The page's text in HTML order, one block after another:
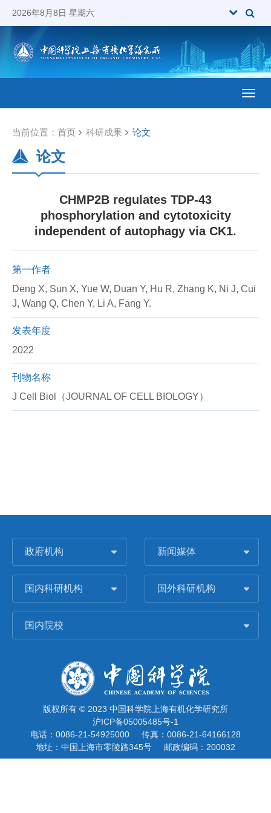
2026年8月8日 星期六
当前位置： 首页 科研成果 论文
论文
CHMP2B regulates TDP-43
phosphorylation and cytotoxicity
independent of autophagy via CK1.
第一作者
Deng X, Sun X, Yue W, Duan Y, Hu R, Zhang K, Ni J, Cui
J, Wang Q, Chen Y, Li A, Fang Y.
发表年度
2022
刊物名称
J Cell Biol（JOURNAL OF CELL BIOLOGY）
政府机构 新闻媒体
国内科研机构 国外科研机构
国内院校
版权所有 © 2023 中国科学院上海有机化学研究所
沪ICP备05005485号-1
电话：0086-21-54925000
传真：0086-21-64166128
地址：中国上海市零陵路345号
邮政编码：200032